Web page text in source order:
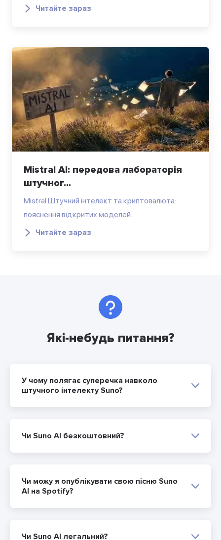
Читайте зараз
Mistral AI: передова лабораторія
штучног...
Mistral Штучний інтелект та криптовалюта:
пояснення відкритих моделей.…
Читайте зараз
Які-небудь питання?
У чому полягає суперечка навколо
штучного інтелекту Suno?
Чи Suno AI безкоштовний?
Чи можу я опублікувати свою пісню Suno
AI на Spotify?
Чи Suno AI легальний?